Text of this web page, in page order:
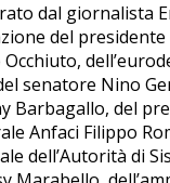
dal giornalista
del presidente
senatore Nino
Barbagallo, del
Anfaci Filippo
dell’Autorità di